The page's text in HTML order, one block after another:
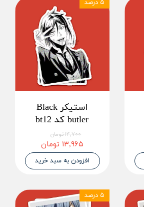
استیکر Black
butler کد bt12
۱۴,۷۰۰ تومان
۱۳,۹۶۵ تومان
افزودن به سبد خرید
۵ درصد
۵ درصد